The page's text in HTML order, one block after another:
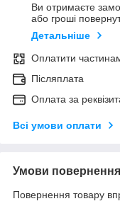
Ви отримаєте
або гроші
Детальніше
Оплатити
Післяплата
Оплата за
Всі умови оплати
Умови повернення
Повернення товару